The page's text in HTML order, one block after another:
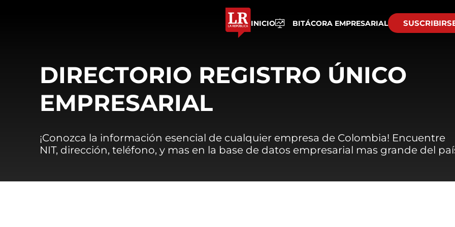
INICIO BITÁCORA EMPRESARIAL
DIRECTORIO REGISTRO ÚNICO
EMPRESARIAL
¡Conozca la información esencial de cualquier empresa de Colombia! Encuentre
NIT, dirección, teléfono, y mas en la base de datos empresarial mas grande del